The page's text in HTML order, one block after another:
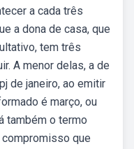
a cada três
a dona de casa, que
tem três
A menor delas, a de
de janeiro, ao emitir
é março, ou
também o termo
compromisso que